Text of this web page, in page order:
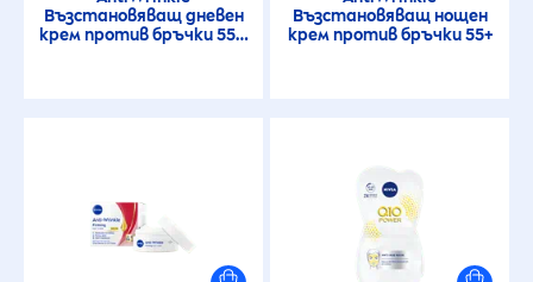
Възстановяващ дневен
крем против бръчки 55+,
Възстановяващ нощен
крем против бръчки 55+